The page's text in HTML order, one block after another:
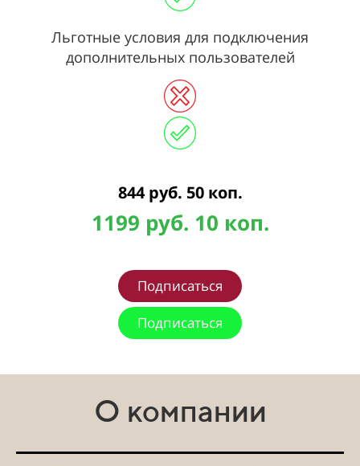
Льготные условия для подключения
дополнительных пользователей
844 руб. 50 коп.
1199 руб. 10 коп.
Подписаться
Подписаться
О компании